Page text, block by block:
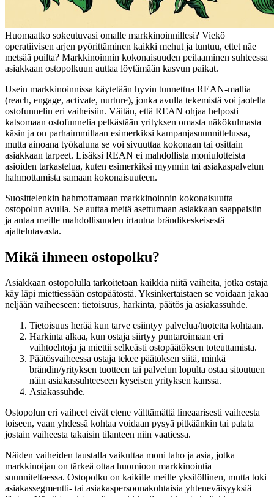
Huomaatko sokeutuvasi omalle markkinoinnillesi? Viekö
operatiivisen arjen pyörittäminen kaikki mehut ja tuntuu, ettet näe
metsää puilta? Markkinoinnin kokonaisuuden peilaaminen suhteessa
asiakkaan ostopolkuun auttaa löytämään kasvun paikat.
Usein markkinoinnissa käytetään hyvin tunnettua REAN-mallia
(reach, engage, activate, nurture), jonka avulla tekemistä voi jaotella
ostofunnelin eri vaiheisiin. Väitän, että REAN ohjaa helposti
katsomaan ostofunnelia pelkästään yrityksen omasta näkökulmasta
käsin ja on parhaimmillaan esimerkiksi kampanjasuunnittelussa,
mutta ainoana työkaluna se voi sivuuttaa kokonaan tai osittain
asiakkaan tarpeet. Lisäksi REAN ei mahdollista moniulotteista
asioiden tarkastelua, kuten esimerkiksi myynnin tai asiakaspalvelun
hahmottamista samaan kokonaisuuteen.
Suosittelenkin hahmottamaan markkinoinnin kokonaisuutta
ostopolun avulla. Se auttaa meitä asettumaan asiakkaan saappaisiin
ja antaa meille mahdollisuuden irtautua brändikeskeisestä
ajattelutavasta.
Mikä ihmeen ostopolku?
Asiakkaan ostopolulla tarkoitetaan kaikkia niitä vaiheita, jotka ostaja
käy läpi miettiessään ostopäätöstä. Yksinkertaistaen se voidaan jakaa
neljään vaiheeseen: tietoisuus, harkinta, päätös ja asiakassuhde.
Tietoisuus herää kun tarve esiintyy palvelua/tuotetta kohtaan.
Harkinta alkaa, kun ostaja siirtyy puntaroimaan eri
vaihtoehtoja ja miettii selkeästi ostopäätöksen toteuttamista.
Päätösvaiheessa ostaja tekee päätöksen siitä, minkä
brändin/yrityksen tuotteen tai palvelun lopulta ostaa sitoutuen
näin asiakassuhteeseen kyseisen yrityksen kanssa.
Asiakassuhde.
Ostopolun eri vaiheet eivät etene välttämättä lineaarisesti vaiheesta
toiseen, vaan yhdessä kohtaa voidaan pysyä pitkäänkin tai palata
jostain vaiheesta takaisin tilanteen niin vaatiessa.
Näiden vaiheiden taustalla vaikuttaa moni taho ja asia, jotka
markkinoijan on tärkeä ottaa huomioon markkinointia
suunniteltaessa. Ostopolku on kaikille meille yksilöllinen, mutta toki
asiakassegmentti- tai asiakaspersoonakohtaisia yhteneväisyyksiä